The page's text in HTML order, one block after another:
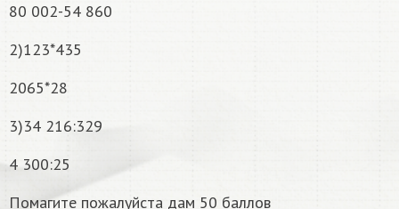
80 002-54 860
2)123*435
2065*28
3)34 216:329
4 300:25
Помагите пожалуйста дам 50 баллов